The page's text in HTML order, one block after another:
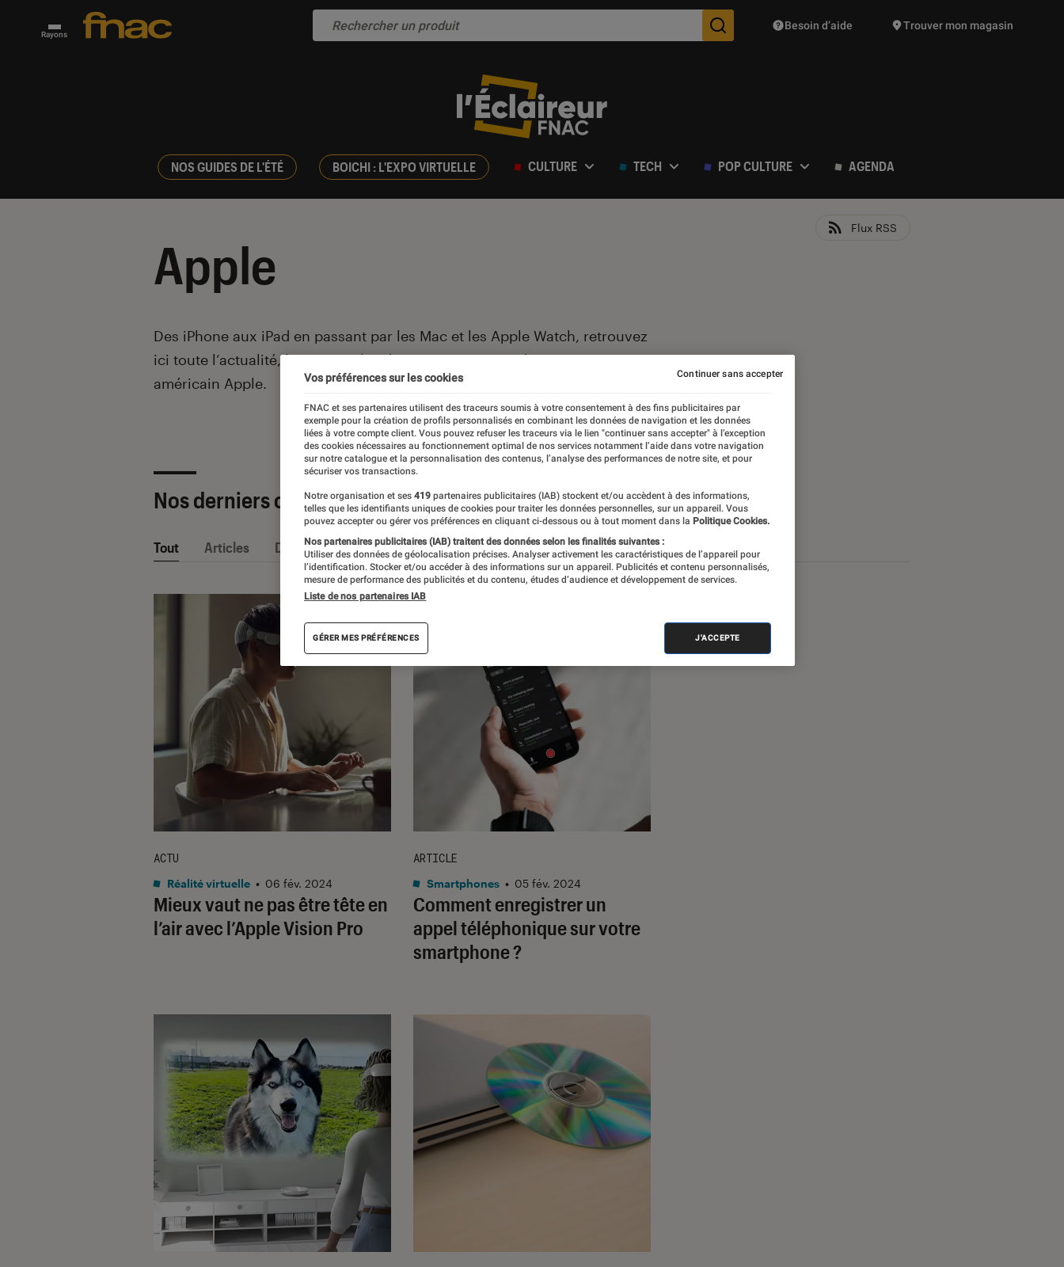
Rayons Des suggestions de produits vont vous être proposées
Besoin d’aide Trouver mon magasin
NOS GUIDES DE L'ÉTÉ BOICHI : L'EXPO VIRTUELLE CULTURE TECH POP CULTURE AGENDA
Apple
Flux RSS
Introduction
Des iPhone aux iPad en passant par les Mac et les Apple Watch, retrouvez
ici toute l’actualité, les tests et les dossiers concernant le constructeur
américain Apple.
Nos derniers contenus
Tout Articles Dossiers Sélections et guides Tests Produits
Mieux vaut ne pas être tête en
l’air avec l’Apple Vision Pro
ACTU
Réalité virtuelle • 06 fév. 2024
Comment enregistrer un
appel téléphonique sur votre
smartphone ?
ARTICLE
Smartphones • 05 fév. 2024
Vos préférences sur les cookies
FNAC et ses partenaires utilisent des traceurs soumis à votre consentement à des fins publicitaires par
exemple pour la création de profils personnalisés en combinant les données de navigation et les données
liées à votre compte client. Vous pouvez refuser les traceurs via le lien "continuer sans accepter" à l’exception
des cookies nécessaires au fonctionnement optimal de nos services notamment l’aide dans votre navigation
sur notre catalogue et la personnalisation des contenus, l’analyse des performances de notre site, et pour
sécuriser vos transactions.
Notre organisation et ses 419 partenaires publicitaires (IAB) stockent et/ou accèdent à des informations,
telles que les identifiants uniques de cookies pour traiter les données personnelles, sur un appareil. Vous
pouvez accepter ou gérer vos préférences en cliquant ci-dessous ou à tout moment dans la Politique Cookies.
Nos partenaires publicitaires (IAB) traitent des données selon les finalités suivantes :
Utiliser des données de géolocalisation précises. Analyser activement les caractéristiques de l’appareil pour
l’identification. Stocker et/ou accéder à des informations sur un appareil. Publicités et contenu personnalisés,
mesure de performance des publicités et du contenu, études d’audience et développement de services.
Liste de nos partenaires IAB
GÉRER MES PRÉFÉRENCES J'ACCEPTE
Continuer sans accepter